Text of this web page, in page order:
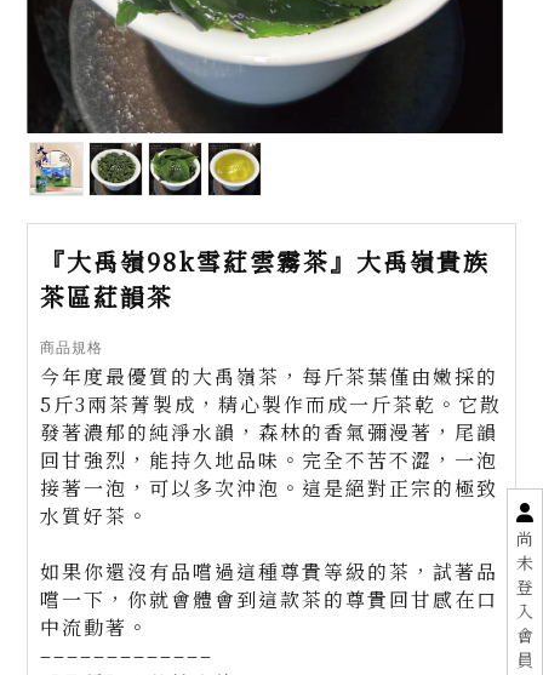
尚
未
登
入
會
員
『大禹嶺98k雪葒雲霧茶』大禹嶺貴族
茶區葒韻茶
商品規格
今年度最優質的大禹嶺茶，每斤茶葉僅由嫩採的
5斤3兩茶菁製成，精心製作而成一斤茶乾。它散
發著濃郁的純淨水韻，森林的香氣彌漫著，尾韻
回甘強烈，能持久地品味。完全不苦不澀，一泡
接著一泡，可以多次沖泡。這是絕對正宗的極致
水質好茶。
如果你還沒有品嚐過這種尊貴等級的茶，試著品
嚐一下，你就會體會到這款茶的尊貴回甘感在口
中流動著。
–––––––––––––